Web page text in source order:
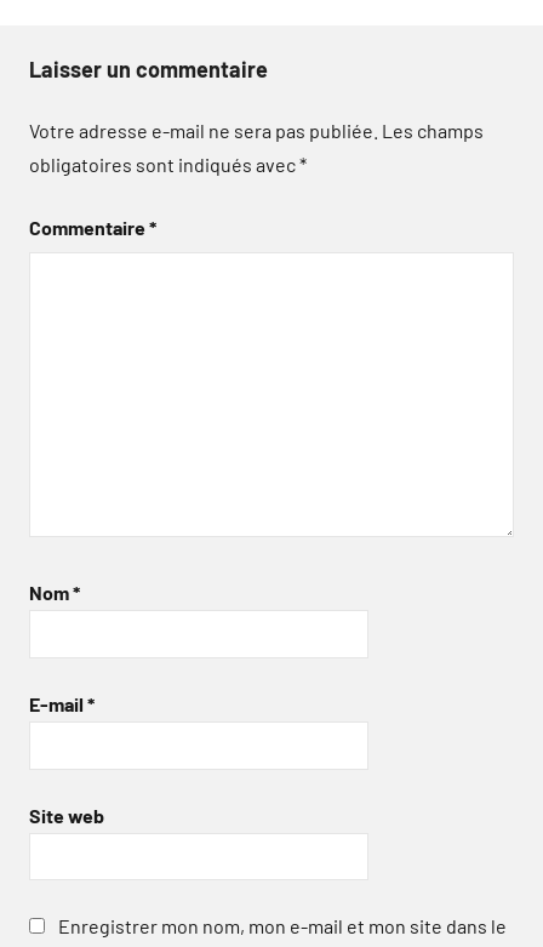
Laisser un commentaire
Votre adresse e-mail ne sera pas publiée. Les champs
obligatoires sont indiqués avec*
Commentaire*
Nom*
E-mail *
Site web
Enregistrer mon nom, mon e-mail et mon site dans le